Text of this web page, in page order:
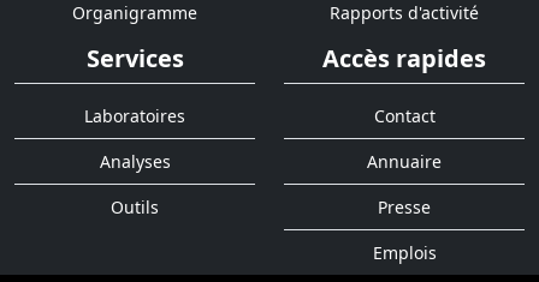
Organigramme
Rapports d'activité
Services
Laboratoires
Analyses
Outils
Accès rapides
Contact
Annuaire
Presse
Emplois